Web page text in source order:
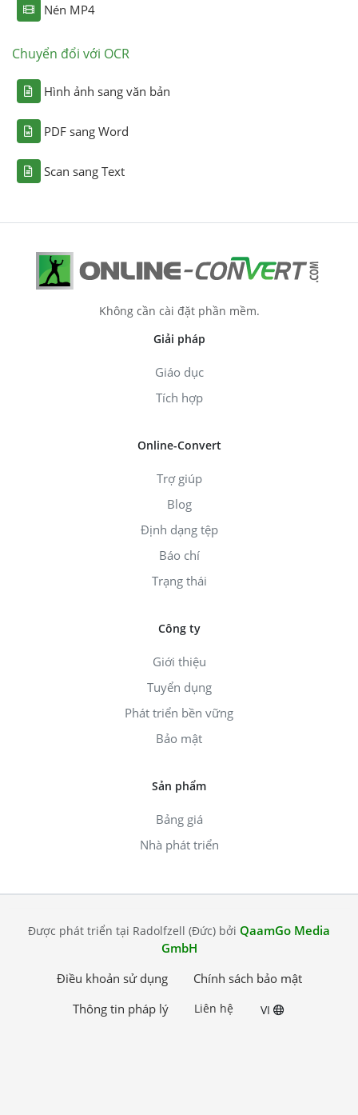
Nén MP4
Chuyển đổi với OCR
Hình ảnh sang văn bản
PDF sang Word
Scan sang Text
Không cần cài đặt phần mềm.
Giải pháp
Giáo dục
Tích hợp
Online-Convert
Trợ giúp
Blog
Định dạng tệp
Báo chí
Trạng thái
Công ty
Giới thiệu
Tuyển dụng
Phát triển bền vững
Bảo mật
Sản phẩm
Bảng giá
Nhà phát triển
Được phát triển tại Radolfzell (Đức) bởi QaamGo Media
GmbH
Điều khoản sử dụng
Chính sách bảo mật
Thông tin pháp lý
Liên hệ VI